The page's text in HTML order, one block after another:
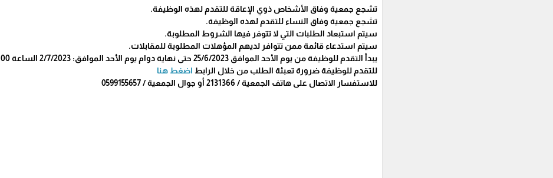
الخبرة:3 سنوات
ملاحظات:
تشجع جمعية وفاق الأشخاص ذوي الإعاقة للتقدم لهذه الوظيفة.
تشجع جمعية وفاق النساء للتقدم لهذه الوظيفة.
سيتم استبعاد الطلبات التي لا تتوفر فيها الشروط المطلوبة.
سيتم استدعاء قائمة ممن تتوافر لديهم المؤهلات المطلوبة للمقابلات.
يبدأ التقدم للوظيفة من يوم الأحد الموافق 25/6/2023 حتى نهاية دوام يوم الأحد الموافق: 2/7/2023 الساعة 3:00 مساءً.
للتقدم للوظيفة ضرورة تعبئة الطلب من خلال الرابطاضغط هنا